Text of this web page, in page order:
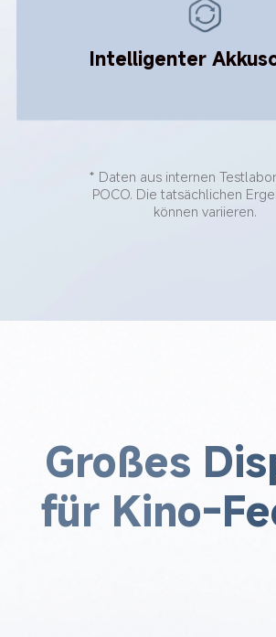
Intelligenter
* Daten aus internen
POCO. Die tatsächlichen
können variieren.
Großes
für Kino-